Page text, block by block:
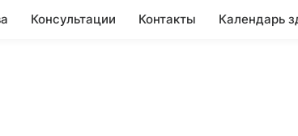
Консультации Контакты Календарь